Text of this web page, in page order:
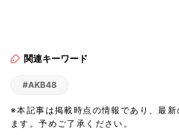
関連キーワード
#AKB48
※本記事は掲載時点の情報であり、最
ます。予めご了承ください。